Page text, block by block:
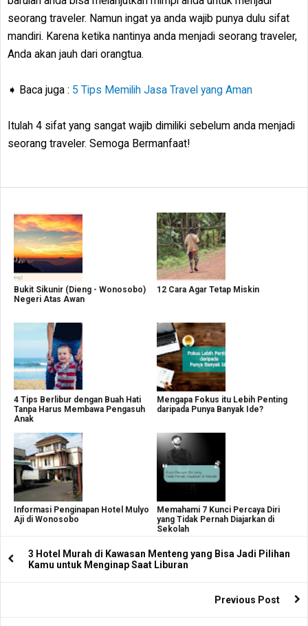
seorang traveler. Namun ingat ya anda wajib punya dulu sifat
mandiri. Karena ketika nantinya anda menjadi seorang traveler,
Anda akan jauh dari orangtua.
➧ Baca juga : 5 Tips Memilih Jasa Travel yang Aman
Itulah 4 sifat yang sangat wajib dimiliki sebelum anda menjadi
seorang traveler. Semoga Bermanfaat!
Bukit Sikunir (Dieng - Wonosobo)
Negeri Atas Awan
12 Cara Agar Tetap Miskin
4 Tips Berlibur dengan Buah Hati
Tanpa Harus Membawa Pengasuh
Anak
Mengapa Fokus itu Lebih Penting
daripada Punya Banyak Ide?
Informasi Penginapan Hotel Mulyo
Aji di Wonosobo
Memahami 7 Kunci Percaya Diri
yang Tidak Pernah Diajarkan di
Sekolah
3 Hotel Murah di Kawasan Menteng yang Bisa Jadi Pilihan
Kamu untuk Menginap Saat Liburan
Previous Post